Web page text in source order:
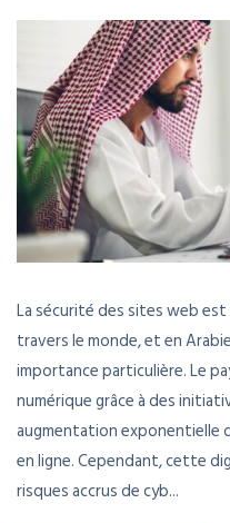
La sécurité des sites web
travers le monde, et en
importance particulière. Le
numérique grâce à des
augmentation exponentielle
en ligne. Cependant, cette
risques accrus de cyb...